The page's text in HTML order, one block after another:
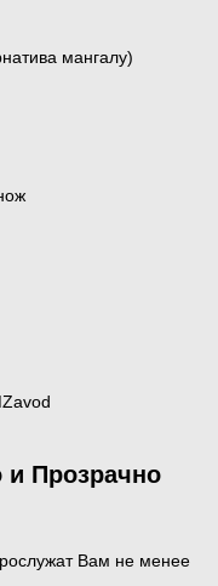
мангалу)
и Прозрачно
Вам не менее